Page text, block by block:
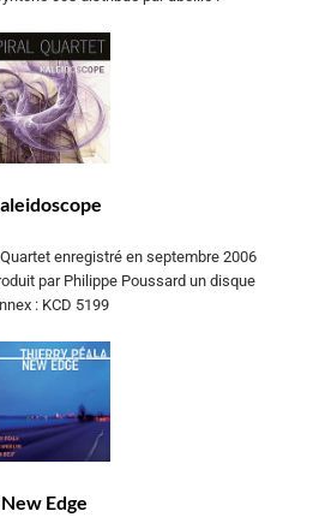
enregistré en septembre 2006
par Philippe Poussard un disque
: KCD 5199
New Edge